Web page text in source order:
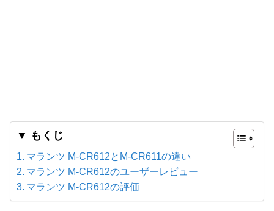
▼ もくじ
マランツ M-CR612とM-CR611の違い
マランツ M-CR612のユーザーレビュー
マランツ M-CR612の評価